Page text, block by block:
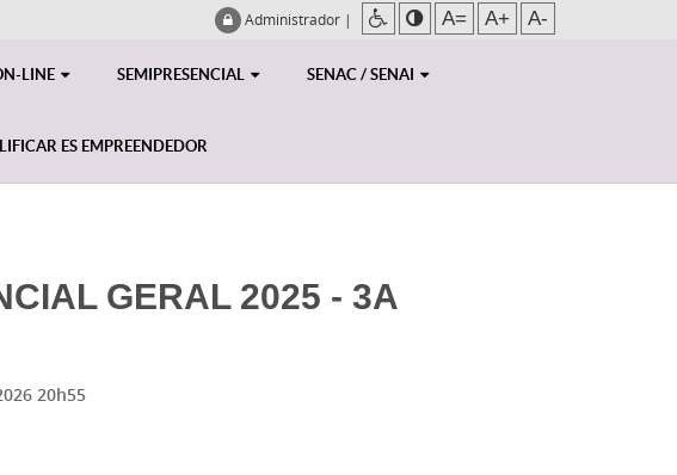
Administrador | A= A+ A-
LINE SEMIPRESENCIAL SENAC / SENAI
ES EMPREENDEDOR
GERAL 2025 - 3A
20h55